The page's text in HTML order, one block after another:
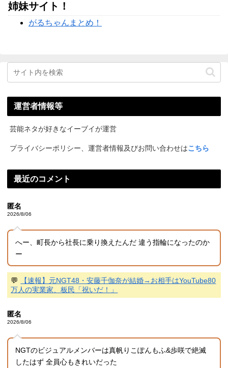
姉妹サイト！
がるちゃんまとめ！
運営者情報等
芸能ネタが好きなイーブイが運営
プライバシーポリシー、運営者情報及びお問い合わせはこちら
最近のコメント
匿名
2026/8/06
へー、町長から社長に乗り換えたんだ 違う指輪になったのか
ー
💬
【速報】元NGT48・安藤千伽奈が結婚→お相手はYouTube80
万人の実業家、板民「祝いだ！」
匿名
2026/8/06
NGTのビジュアルメンバーは真帆りこぽんもふ&歩咲で絶滅
したはず 全員心もきれいだった